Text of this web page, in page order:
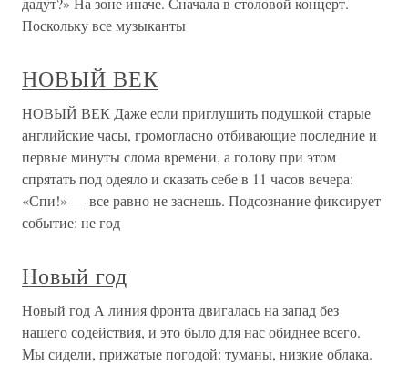
Поскольку все музыканты
НОВЫЙ ВЕК
НОВЫЙ ВЕК Даже если приглушить подушкой старые
английские часы, громогласно отбивающие последние и
первые минуты слома времени, а голову при этом
спрятать под одеяло и сказать себе в 11 часов вечера:
«Спи!» — все равно не заснешь. Подсознание фиксирует
событие: не год
Новый год
Новый год А линия фронта двигалась на запад без
нашего содействия, и это было для нас обиднее всего.
Мы сидели, прижатые погодой: туманы, низкие облака.